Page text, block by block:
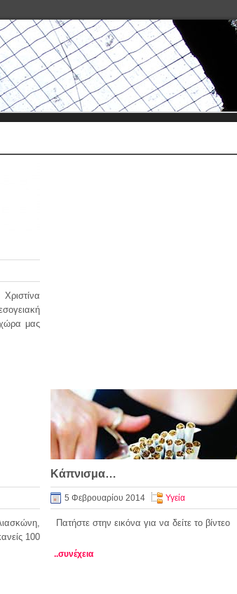
μας
100
Κάπνισμα…
5 Φεβρουαρίου 2014 Υγεία
Πατήστε στην εικόνα για να δείτε το βίντεο
..συνέχεια